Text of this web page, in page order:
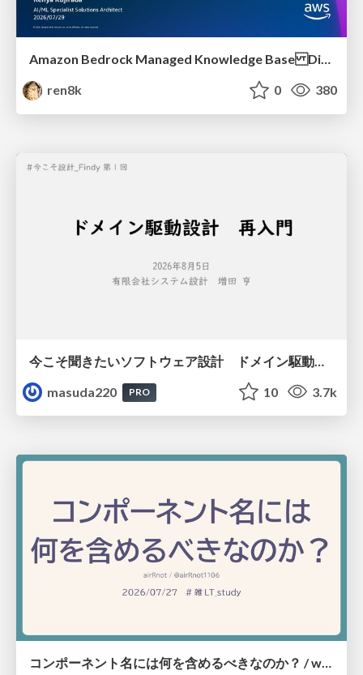
Amazon Bedrock Managed Knowledge Base Dive Deep
ren8k
0 380
masuda220
PRO 10 3.7k
コンポーネント名には何を含めるべきなのか？ / what-should-be-included-in-component-names